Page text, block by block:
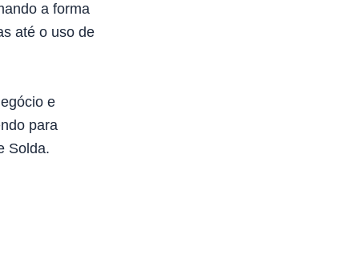
a forma
até o uso de
e
para
Solda.